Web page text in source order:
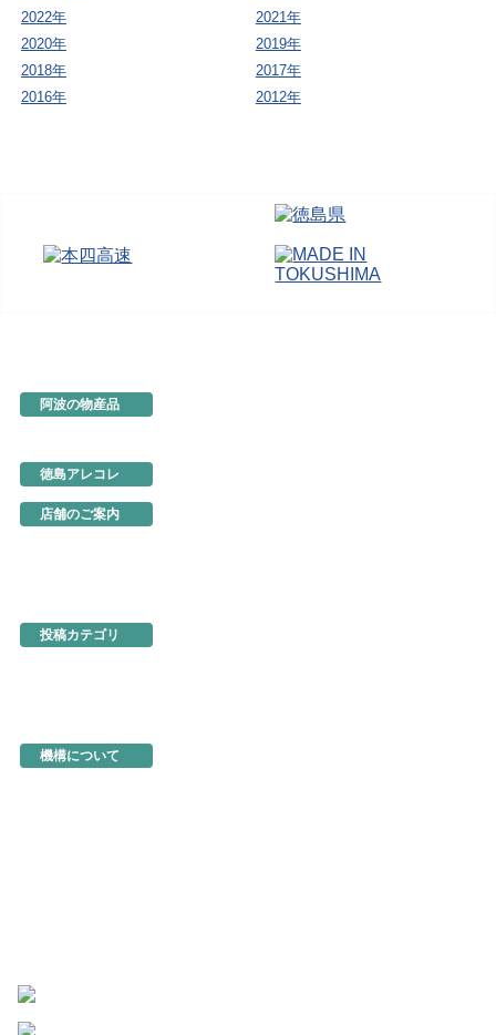
2022年
2021年
2020年
2019年
2018年
2017年
2016年
2012年
阿波の物産品
徳島アレコレ
店舗のご案内
投稿カテゴリ
機構について